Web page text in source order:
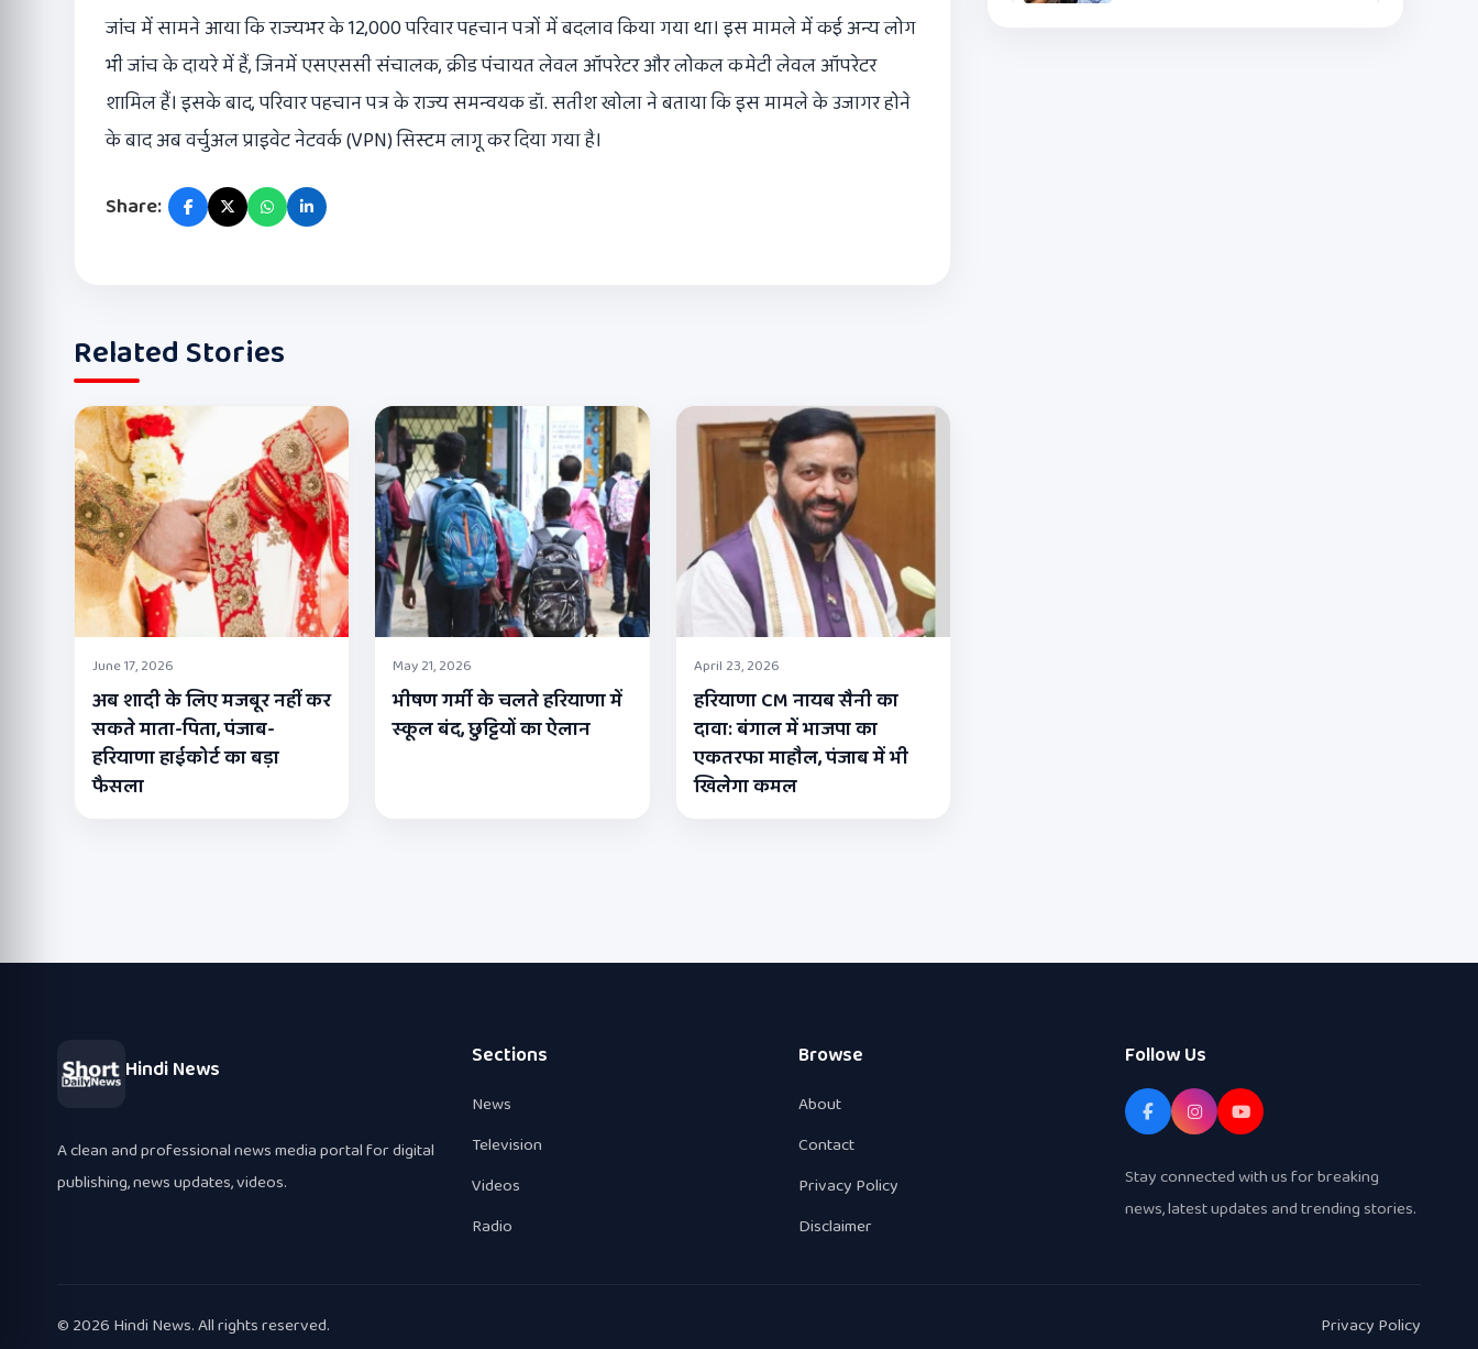
जांच में सामने आया कि राज्यभर के 12,000 परिवार पहचान पत्रों में बदलाव किया गया था। इस मामले में कई अन्य लोग
भी जांच के दायरे में हैं, जिनमें एसएससी संचालक, क्रीड पंचायत लेवल ऑपरेटर और लोकल कमेटी लेवल ऑपरेटर
शामिल हैं। इसके बाद, परिवार पहचान पत्र के राज्य समन्वयक डॉ. सतीश खोला ने बताया कि इस मामले के उजागर होने
के बाद अब वर्चुअल प्राइवेट नेटवर्क (VPN) सिस्टम लागू कर दिया गया है।
Share:
Related Stories
June 17, 2026
अब शादी के लिए मजबूर नहीं कर
सकते माता-पिता, पंजाब-
हरियाणा हाईकोर्ट का बड़ा
फैसला
May 21, 2026
भीषण गर्मी के चलते हरियाणा में
स्कूल बंद, छुट्टियों का ऐलान
April 23, 2026
हरियाणा CM नायब सैनी का
दावा: बंगाल में भाजपा का
एकतरफा माहौल, पंजाब में भी
खिलेगा कमल
Hindi News
A clean and professional news media portal for digital
publishing, news updates, videos.
Sections
News
Television
Videos
Radio
Browse
About
Contact
Privacy Policy
Disclaimer
Follow Us
Stay connected with us for breaking
news, latest updates and trending stories.
© 2026 Hindi News. All rights reserved. Privacy Policy